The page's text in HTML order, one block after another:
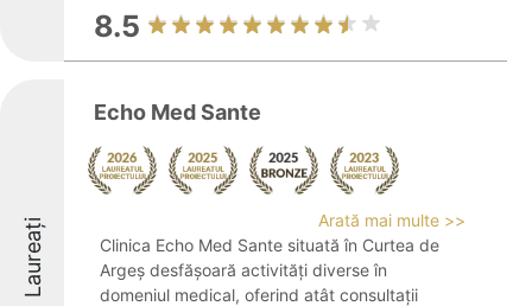
8.5
Laureați
Echo Med Sante
Arată mai multe >>
Clinica Echo Med Sante situată în Curtea de
Argeș desfășoară activități diverse în
domeniul medical, oferind atât consultații